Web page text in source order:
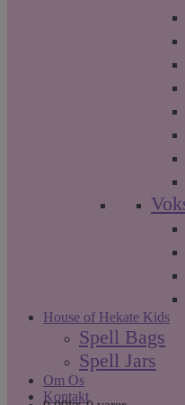
House of Hekate Kids
Spell Bags
Spell Jars
Om Os
Kontakt